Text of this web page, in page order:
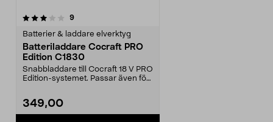
9recensioner
Batterier & laddare elverktyg
Batteriladdare Cocraft PRO
Edition C1830
Snabbladdare till Cocraft 18 V PRO
Edition-systemet. Passar även för
349,00